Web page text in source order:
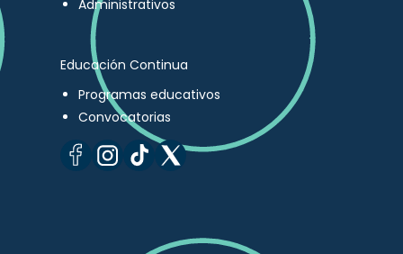
Administrativos
Educación Continua
Programas educativos
Convocatorias